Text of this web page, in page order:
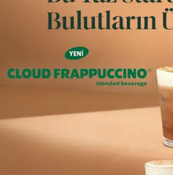
müziği ve açık havadaki özel
altında sunuyor.